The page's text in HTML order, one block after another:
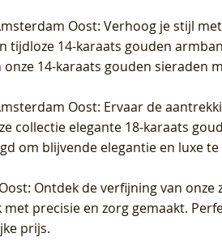
Oost: Verhoog je stijl
tijdloze 14-karaats gouden
14-karaats gouden sieraden
Oost: Ervaar de
collectie elegante 18-karaats
om blijvende elegantie en luxe
: Ontdek de verfijning van
precisie en zorg gemaakt.
prijs.